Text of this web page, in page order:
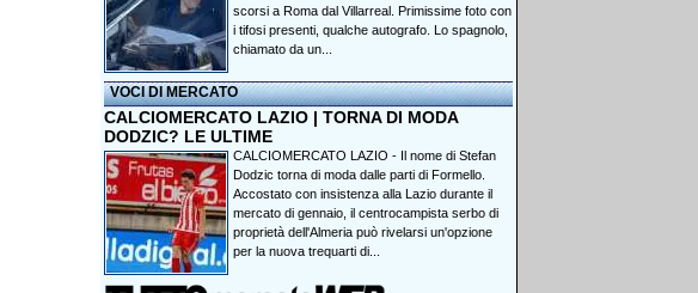
scorsi a Roma dal Villarreal. Primissime foto con
i tifosi presenti, qualche autografo. Lo spagnolo,
chiamato da un...
VOCI DI MERCATO
CALCIOMERCATO LAZIO | TORNA DI MODA
DODZIC? LE ULTIME
CALCIOMERCATO LAZIO - Il nome di Stefan
Dodzic torna di moda dalle parti di Formello.
Accostato con insistenza alla Lazio durante il
mercato di gennaio, il centrocampista serbo di
proprietà dell'Almeria può rivelarsi un'opzione
per la nuova trequarti di...